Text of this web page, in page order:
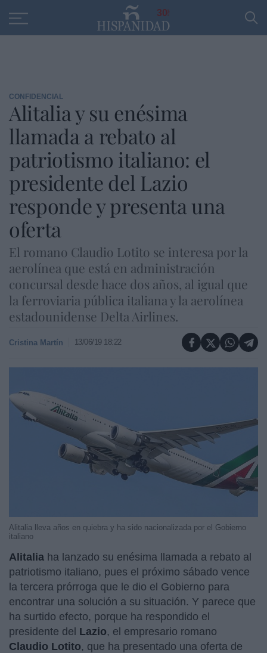
30
CONFIDENCIAL
Alitalia y su enésima
llamada a rebato al
patriotismo italiano: el
presidente del Lazio
responde y presenta una
oferta
El romano Claudio Lotito se interesa por la
aerolínea que está en administración
concursal desde hace dos años, al igual que
la ferroviaria pública italiana y la aerolínea
estadounidense Delta Airlines.
Cristina Martín 13/06/19 18:22
Alitalia lleva años en quiebra y ha sido nacionalizada por el Gobierno
italiano
Alitalia ha lanzado su enésima llamada a rebato al
patriotismo italiano, pues el próximo sábado vence
la tercera prórroga que le dio el Gobierno para
encontrar una solución a su situación. Y parece que
ha surtido efecto, porque ha respondido el
presidente del Lazio, el empresario romano
Claudio Lotito, que ha presentado una oferta de